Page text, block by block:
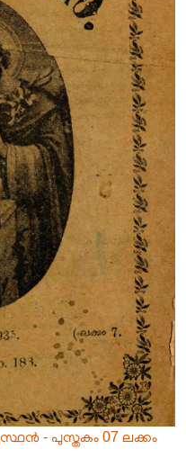
- പുസ്തകം 07 ലക്കം